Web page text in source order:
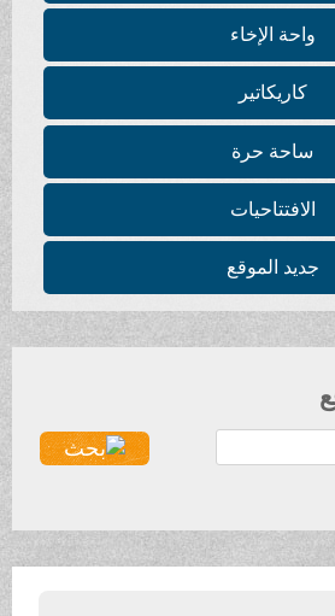
واحة الإخاء
كاريكاتير
ساحة حرة
الافتتاحيات
جديد الموقع